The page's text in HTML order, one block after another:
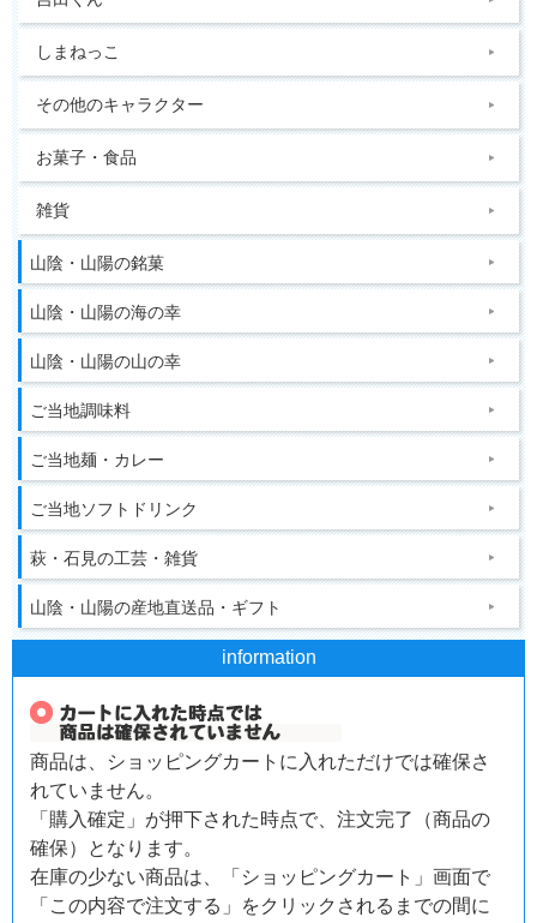
しまねっこ
その他のキャラクター
お菓子・食品
雑貨
山陰・山陽の銘菓
山陰・山陽の海の幸
山陰・山陽の山の幸
ご当地調味料
ご当地麺・カレー
ご当地ソフトドリンク
萩・石見の工芸・雑貨
山陰・山陽の産地直送品・ギフト
information
商品は、ショッピングカートに入れただけでは確保さ
れていません。
「購入確定」が押下された時点で、注文完了（商品の
確保）となります。
在庫の少ない商品は、「ショッピングカート」画面で
「この内容で注文する」をクリックされるまでの間に